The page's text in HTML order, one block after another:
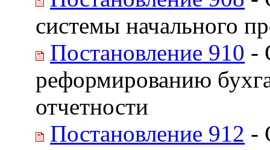
системы начального
Постановление 910 -
реформированию
отчетности
Постановление 912 -